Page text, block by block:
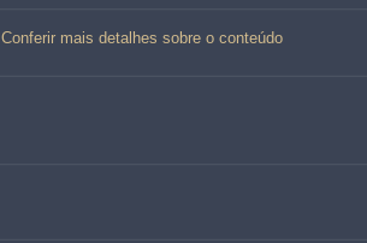
Conferir mais detalhes sobre o conteúdo